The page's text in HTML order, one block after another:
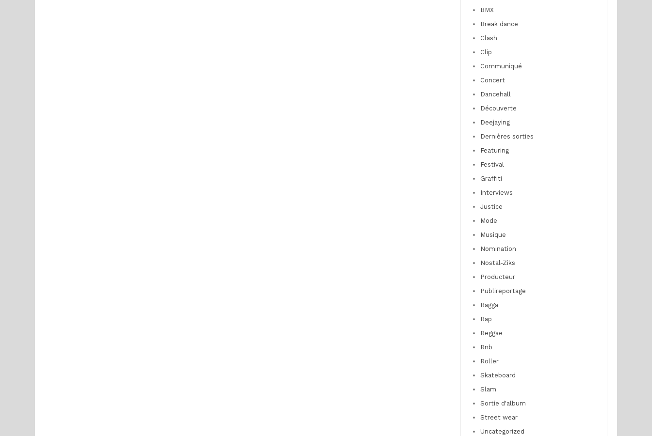
BMX
Break dance
Clash
Clip
Communiqué
Concert
Dancehall
Découverte
Deejaying
Dernières sorties
Featuring
Festival
Graffiti
Interviews
Justice
Mode
Musique
Nomination
Nostal-Ziks
Producteur
Publireportage
Ragga
Rap
Reggae
Rnb
Roller
Skateboard
Slam
Sortie d'album
Street wear
Uncategorized